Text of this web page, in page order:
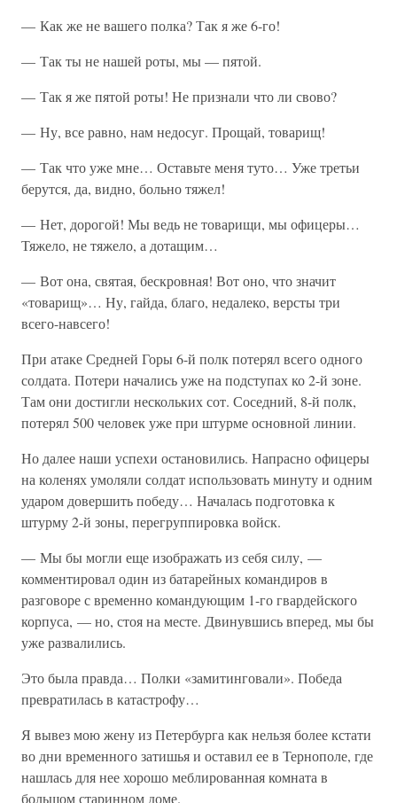
— Как же не вашего полка? Так я же 6-го!
— Так ты не нашей роты, мы — пятой.
— Так я же пятой роты! Не признали что ли свово?
— Ну, все равно, нам недосуг. Прощай, товарищ!
— Так что уже мне… Оставьте меня туто… Уже третьи
берутся, да, видно, больно тяжел!
— Нет, дорогой! Мы ведь не товарищи, мы офицеры…
Тяжело, не тяжело, а дотащим…
— Вот она, святая, бескровная! Вот оно, что значит
«товарищ»… Ну, гайда, благо, недалеко, версты три
всего-навсего!
При атаке Средней Горы 6-й полк потерял всего одного
солдата. Потери начались уже на подступах ко 2-й зоне.
Там они достигли нескольких сот. Соседний, 8-й полк,
потерял 500 человек уже при штурме основной линии.
Но далее наши успехи остановились. Напрасно офицеры
на коленях умоляли солдат использовать минуту и одним
ударом довершить победу… Началась подготовка к
штурму 2-й зоны, перегруппировка войск.
— Мы бы могли еще изображать из себя силу, —
комментировал один из батарейных командиров в
разговоре с временно командующим 1-го гвардейского
корпуса, — но, стоя на месте. Двинувшись вперед, мы бы
уже развалились.
Это была правда… Полки «замитинговали». Победа
превратилась в катастрофу…
Я вывез мою жену из Петербурга как нельзя более кстати
во дни временного затишья и оставил ее в Тернополе, где
нашлась для нее хорошо меблированная комната в
большом старинном доме.